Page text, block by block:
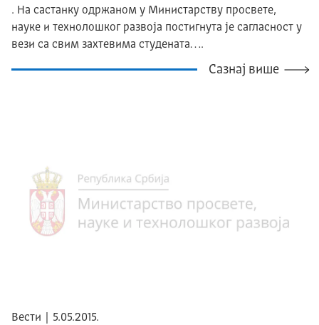
. На састанку одржаном у Министарству просвете,
науке и технолошког развоја постигнута је сагласност у
вези са свим захтевима студената….
Сазнај више
Вести | 5.05.2015.